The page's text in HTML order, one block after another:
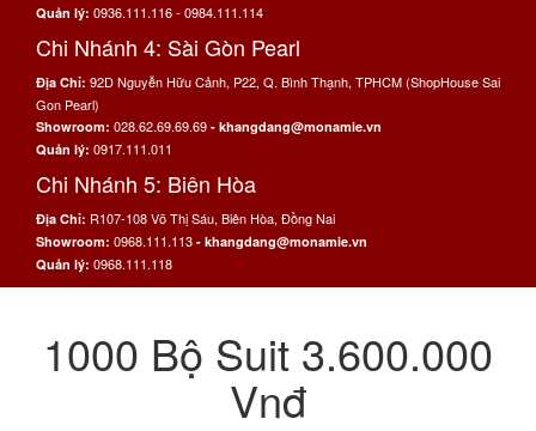
Quản lý: 0936.111.116 - 0984.111.114
Chi Nhánh 4: Sài Gòn Pearl
Địa Chỉ: 92D Nguyễn Hữu Cảnh, P22, Q. Bình Thạnh, TPHCM (ShopHouse Sai
Gon Pearl)
Showroom: 028.62.69.69.69 - khangdang@monamie.vn
Quản lý: 0917.111.011
Chi Nhánh 5: Biên Hòa
Địa Chỉ: R107-108 Võ Thị Sáu, Biên Hòa, Đồng Nai
Showroom: 0968.111.113 - khangdang@monamie.vn
Quản lý: 0968.111.118
1000 Bộ Suit 3.600.000
Vnđ